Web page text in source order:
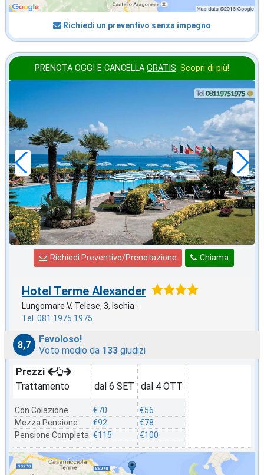
Richiedi un preventivo senza impegno
PRENOTA OGGI E CANCELLA GRATIS. Scopri di più!
ottobre
in offerta da
€56,00
a notte
Chiama
Richiedi Preventivo/Prenotazione
Hotel Terme Alexander
Lungomare V. Telese, 3, Ischia -
Tel. 081.1975.1975
8,7
Favoloso!
Voto medio da 133 giudizi
Prezzi
Trattamento
Con Colazione
Mezza Pensione
Pensione Completa
dal 6 SET
€70
€92
€115
dal 4 OTT
€56
€78
€100